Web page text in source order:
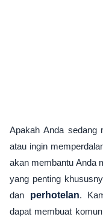
Apakah Anda sedang
atau ingin
akan membantu Anda
yang penting
dan perhotelan.
dapat membuat